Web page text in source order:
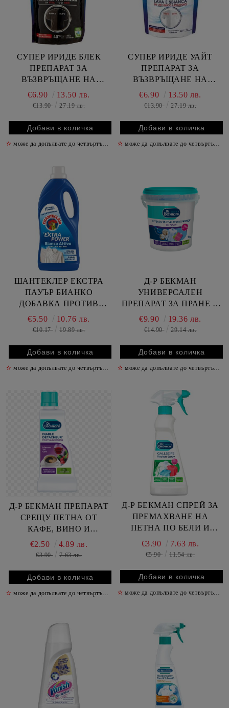
СУПЕР ИРИДЕ БЛЕК
ПРЕПАРАТ ЗА
ВЪЗВРЪЩАНЕ НА
ЦВЕТА 400 ГР / ЧЕРНО/
€6.90 13.50 лв.
€13.90 27.19 лв.
✫ може да допълвате до четвъртък включително ✫
СУПЕР ИРИДЕ УАЙТ
ПРЕПАРАТ ЗА
ВЪЗВРЪЩАНЕ НА
ЦВЕТА 400 ГР / БЯЛ/
€6.90 13.50 лв.
€13.90 27.19 лв.
✫ може да допълвате до четвъртък включително
ШАНТЕКЛЕР ЕКСТРА
ПАУЪР БИАНКО
ДОБАВКА ПРОТИВ
ПЕТНА ЗА БЕЛИ ДРЕХИ
900 МЛ
€5.50 10.76 лв.
€10.17 19.89 лв.
✫ може да допълвате до четвъртък включително ✫
Д-Р БЕКМАН
УНИВЕРСАЛЕН
ПРЕПАРАТ ЗА ПРАНЕ И
ПОЧИСТВАНЕ 1000 ГР /
КУТИЯ/
€9.90 19.36 лв.
€14.90 29.14 лв.
✫ може да допълвате до четвъртък включително
Д-Р БЕКМАН ПРЕПАРАТ
СРЕЩУ ПЕТНА ОТ
КАФЕ, ВИНО И
ПЛОДОВЕ 50 МЛ
€2.50 4.89 лв.
€3.90 7.63 лв.
✫ може да допълвате до четвъртък включително ✫
Д-Р БЕКМАН СПРЕЙ ЗА
ПРЕМАХВАНЕ НА
ПЕТНА ПО БЕЛИ И
ЦВЕТНИ ДРЕХИ 250 МЛ
€3.90 7.63 лв.
€5.90 11.54 лв.
✫ може да допълвате до четвъртък включително